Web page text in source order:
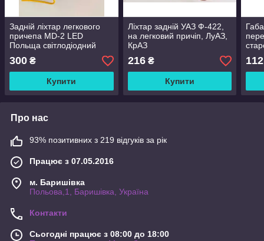
Задній ліхтар легкового
причепа MD-2 LED
Польща світлодіодний
300 ₴
Купити
Ліхтар задній УАЗ Ф-422,
на легковий причіп, ЛуАЗ,
КрАЗ
216₴
Купити
112
Про нас
93% позитивних з 219 відгуків за рік
Працює з 07.05.2016
м. Баришівка
Польова,1, Баришівка, Україна
Контакти
Сьогодні працює з 08:00 до 18:00